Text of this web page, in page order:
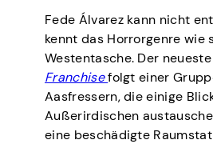
Fede Álvarez kann nicht
kennt das Horrorgenre wie
Westentasche. Der neueste
Franchisefolgt einer
Aasfressern, die einige
Außerirdischen
eine beschädigte